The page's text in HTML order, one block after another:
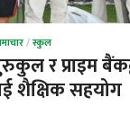
/स्कुल
र प्राइम
शैक्षिक सहयोग